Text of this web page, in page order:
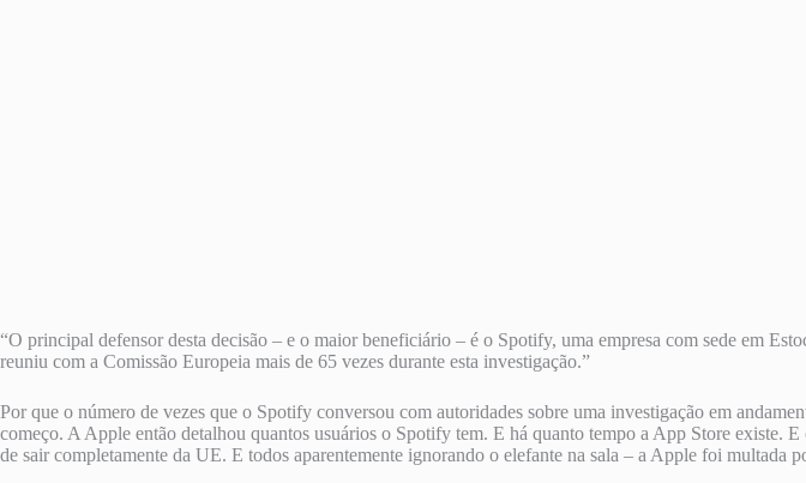
“O principal defensor desta decisão – e o maior beneficiário – é o Spotify, uma empresa com sede em
reuniu com a Comissão Europeia mais de 65 vezes durante esta investigação.”
Por que o número de vezes que o Spotify conversou com autoridades sobre uma investigação em
começo. A Apple então detalhou quantos usuários o Spotify tem. E há quanto tempo a App Store existe.
de sair completamente da UE. E todos aparentemente ignorando o elefante na sala – a Apple foi multada